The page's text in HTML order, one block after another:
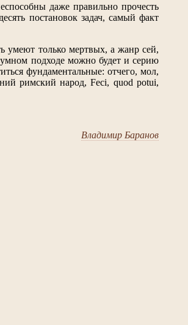
даже правильно прочесть
постановок задач, самый факт
умеют только мертвых, а жанр сей,
подходе можно будет и серию
фундаментальные: отчего, мол,
римский народ, Feci, quod potui,
Владимир Баранов